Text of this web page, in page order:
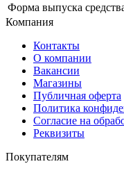
Форма выпуска
Компания
Контакты
О компании
Вакансии
Магазины
Публичная оферта
Политика
Согласие на
Реквизиты
Покупателям